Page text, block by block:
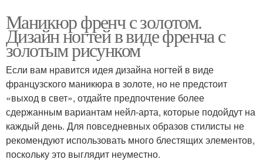
Маникюр френч с золотом.
Дизайн ногтей в виде френча с
золотым рисунком
Если вам нравится идея дизайна ногтей в виде
французского маникюра в золоте, но не предстоит
«выход в свет», отдайте предпочтение более
сдержанным вариантам нейл-арта, которые подойдут на
каждый день. Для повседневных образов стилисты не
рекомендуют использовать много блестящих элементов,
поскольку это выглядит неуместно.